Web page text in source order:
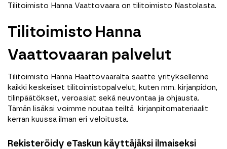
Tilitoimisto Hanna Vaattovaara on tilitoimisto Nastolasta.
Tilitoimisto Hanna
Vaattovaaran palvelut
Tilitoimisto Hanna Haattovaaralta saatte yrityksellenne
kaikki keskeiset tilitoimistopalvelut, kuten mm. kirjanpidon,
tilinpäätökset, veroasiat sekä neuvontaa ja ohjausta.
Tämän lisäksi voimme noutaa teiltä kirjanpitomateriaalit
kerran kuussa ilman eri veloitusta.
Rekisteröidy eTaskun käyttäjäksi ilmaiseksi